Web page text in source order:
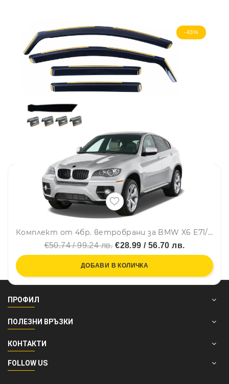
-43%
Комплект от 4бр. ветробрани за BMW X6 E71/E72 2008 - 2014 г.
€50.74 / 99.24 лв.€28.99 / 56.70 лв.
ДОБАВИ В КОЛИЧКА
ПРОФИЛ
ПОЛЕЗНИ ВРЪЗКИ
КОНТАКТИ
FOLLOW US